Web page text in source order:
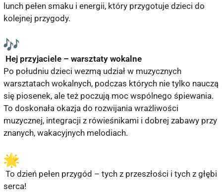
lunch pełen smaku i energii, który przygotuje dzieci do
kolejnej przygody.
Hej przyjaciele – warsztaty wokalne
Po południu dzieci wezmą udział w muzycznych
warsztatach wokalnych, podczas których nie tylko nauczą
się piosenek, ale też poczują moc wspólnego śpiewania.
To doskonała okazja do rozwijania wrażliwości
muzycznej, integracji z rówieśnikami i dobrej zabawy przy
znanych, wakacyjnych melodiach.
To dzień pełen przygód – tych z przeszłości i tych z głębi
serca!